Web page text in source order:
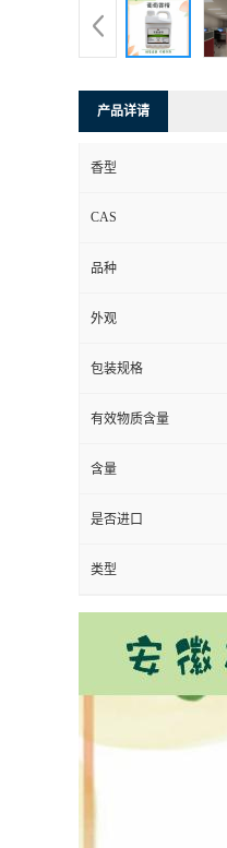
产品详请
香型
CAS
品种
外观
包装规格
有效物质含量
含量
是否进口
类型